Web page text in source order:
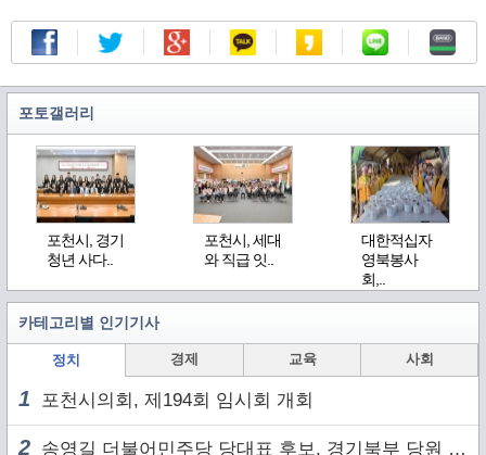
포토갤러리
포천시, 경기
청년 사다..
포천시, 세대
와 직급 잇..
대한적십자
영북봉사
회,..
카테고리별 인기기사
정치 경제 교육 사회
1 포천시의회, 제194회 임시회 개회
2 송영길 더불어민주당 당대표 후보, 경기북부 당원 및 2030 세대와 ‘소통 행보’